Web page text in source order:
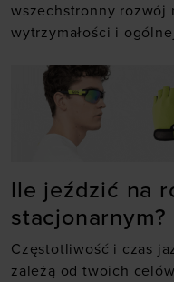
wszechstronny rozwój
wytrzymałości i
Ile jeździć na
stacjonarnym?
Częstotliwość i czas
zależą od twoich